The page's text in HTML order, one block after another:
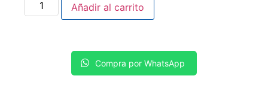
Añadir al carrito
Compra por WhatsApp